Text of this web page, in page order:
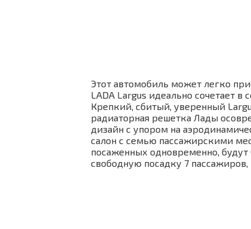
Этот автомобиль может легко
LADA Largus идеально сочетает
Крепкий, сбитый, уверенный
радиаторная решетка Лады
дизайн с упором на
салон с семью пассажирскими
посаженных одновременно, будут
свободную посадку 7